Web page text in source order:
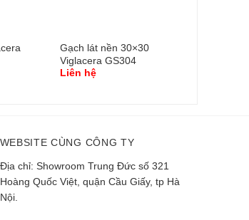
Gạch lát nền 30×30
Viglacera GS304
Liên hệ
WEBSITE CÙNG CÔNG TY
Địa chỉ: Showroom Trung Đức số 321
Hoàng Quốc Việt, quận Cầu Giấy, tp Hà
Nội.